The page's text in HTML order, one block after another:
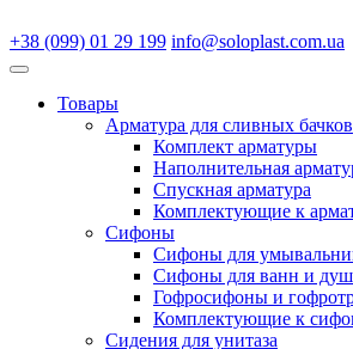
+38 (099) 01 29 199 info@soloplast.com.ua
Товары
Арматура для сливных бачков
Комплект арматуры
Наполнительная
Спускная арматура
Комплектующие к
Сифоны
Сифоны для
Сифоны для ванн и
Гофросифоны и
Комплектующие к
Сидения для унитаза